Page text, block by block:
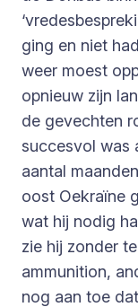
ging en niet
weer moest
opnieuw zijn
de gevechten
succesvol was
aantal
oost Oekraïne
wat hij nodig
zie hij zonder
ammunition,
nog aan toe